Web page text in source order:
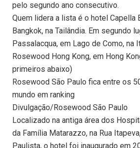
pelo segundo ano consecutivo.
Quem lidera a lista é o hotel Capella
Bangkok, na Tailândia. Em segundo
Passalacqua, em Lago de Como, na
Rosewood Hong Kong, em Hong
primeiros abaixo)
Rosewood São Paulo fica entre os
mundo em ranking
Divulgação/Rosewood São Paulo
Localizado na antiga área dos
da Família Matarazzo, na Rua
Paulista, o hotel foi inaugurado em